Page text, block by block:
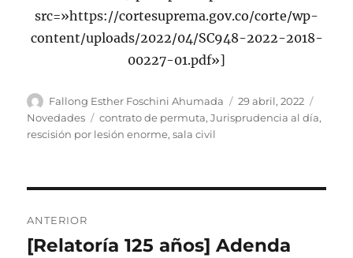
src=»https://cortesuprema.gov.co/corte/wp-
content/uploads/2022/04/SC948-2022-2018-
00227-01.pdf»]
Autor
Fallong Esther Foschini Ahumada
Publicado
el
29 abril, 2022
Novedades
Etiquetas
contrato de permuta,Jurisprudencia al día,
rescisión por lesión enorme,sala civil
de
ANTERIOR
Entrada
[Relatoría 125 años] Adenda